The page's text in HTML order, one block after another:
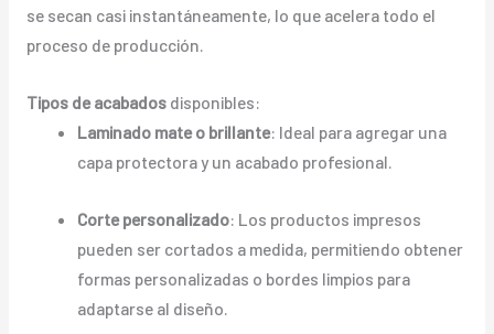
se secan casi instantáneamente, lo que acelera todo el
proceso de producción.
Tipos de acabadosdisponibles:
Laminado mate o brillante: Ideal para agregar una
capa protectora y un acabado profesional.
Corte personalizado: Los productos impresos
pueden ser cortados a medida, permitiendo obtener
formas personalizadas o bordes limpios para
adaptarse al diseño.